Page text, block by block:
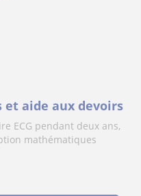
et aide aux devoirs
ECG pendant deux ans,
mathématiques